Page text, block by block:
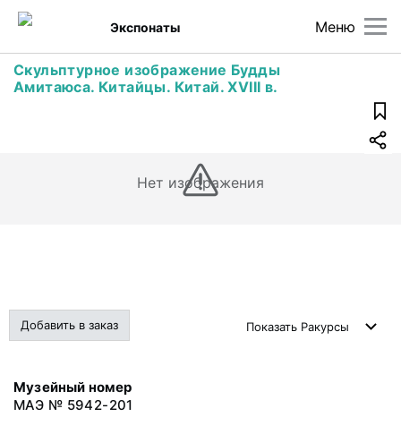
Меню
Экспонаты
Скульптурное изображение Будды
Амитаюса. Китайцы. Китай. XVIII в.
Нет изображения
Добавить в заказ Показать Ракурсы
Музейный номер
МАЭ № 5942-201